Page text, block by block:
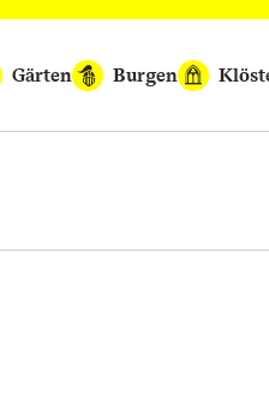
Gärten Burgen